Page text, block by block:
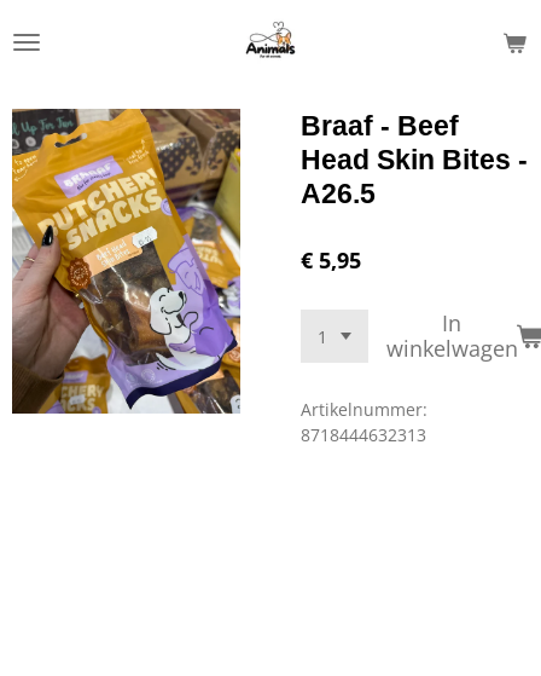
direct
hoofdinhoud
Braaf - Beef
Head Skin Bites -
A26.5
€ 5,95
In
winkelwagen
Artikelnummer:
8718444632313